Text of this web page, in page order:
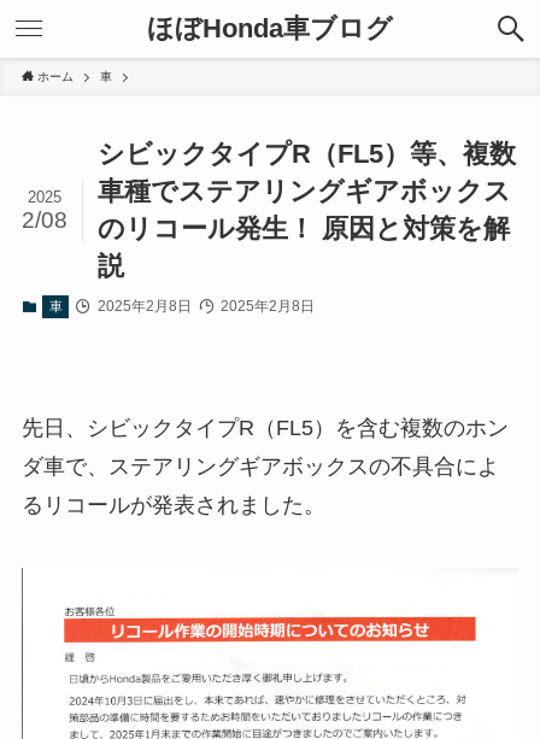
ほぼHonda車ブログ
ホーム 車
シビックタイプR（FL5）等、複数
車種でステアリングギアボックス
のリコール発生！ 原因と対策を解
説
2025
2/08
車 2025年2月8日 2025年2月8日
先日、シビックタイプR（FL5）を含む複数のホン
ダ車で、ステアリングギアボックスの不具合によ
るリコールが発表されました。